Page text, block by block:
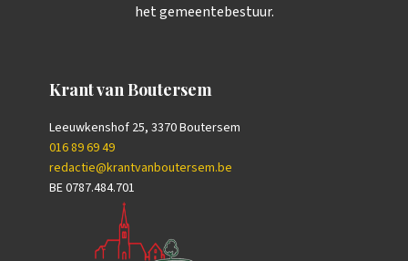
het gemeentebestuur.
Krant van Boutersem
Leeuwkenshof 25, 3370 Boutersem
016 89 69 49
redactie@krantvanboutersem.be
BE 0787.484.701